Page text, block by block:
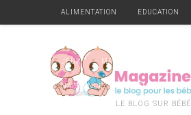
ALIMENTATION EDUCATION
JEUX MATÉRIEL
NAISSANCE VÊTEMENTS
LE BLOG SUR BÉBÉ